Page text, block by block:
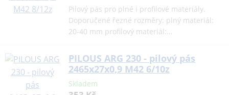
Pilový pás pro plné i profilové materiály.
Doporučené řezné rozměry: plný materiál:
20-40 mm profilový materiál:…
PILOUS ARG 230 - pilový pás
2465x27x0,9 M42 6/10z
Skladem